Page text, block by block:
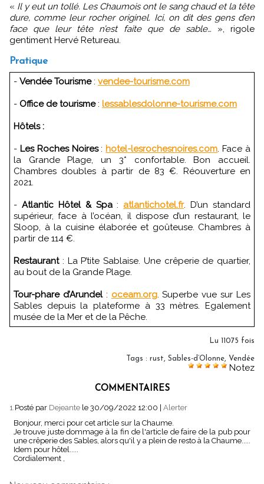
« Il y eut un tollé. Les Chaumois ont le sang chaud et la tête
dure, comme leur rocher originel. Ici, on dit des gens d’en
face que leur tête n’est faite que de sable… », rigole
gentiment Hervé Retureau.
Pratique
Vendée Tourisme: vendee-tourisme.com
- Office de tourisme: lessablesdolonne-tourisme.com
Hôtels :
- Les Roches Noires: hotel-lesrochesnoires.com . Face à
la Grande Plage, un 3* confortable. Bon accueil.
Chambres doubles à partir de 83 €. Réouverture en
2021.
- Atlantic Hôtel & Spa: atlantichotel.fr. D’un standard
supérieur, face à l’océan, il dispose d’un restaurant, le
Sloop, à la cuisine élaborée et goûteuse. Chambres à
partir de 114 €.
Restaurant: La P’tite Sablaise. Une crêperie de quartier,
au bout de la Grande Plage.
Tour-phare d’Arundel: oceam.org. Superbe vue sur Les
Sables depuis la plateforme à 33 mètres. Egalement
musée de la Mer et de la Pêche.
Lu 11075 fois
Tags : rust Sables-d’Olonne Vendée
Notez
COMMENTAIRES
1. Posté par Dejeante le 30/09/2022 12:00 | Alerter
Bonjour, merci pour cet article sur la Chaume.
Je trouve juste dommage à la fin de l'article de faire de la pub pour
une crêperie des Sables, alors qu'il y a plein de resto à la Chaume.....
Idem pour hôtel.....
Cordialement ,